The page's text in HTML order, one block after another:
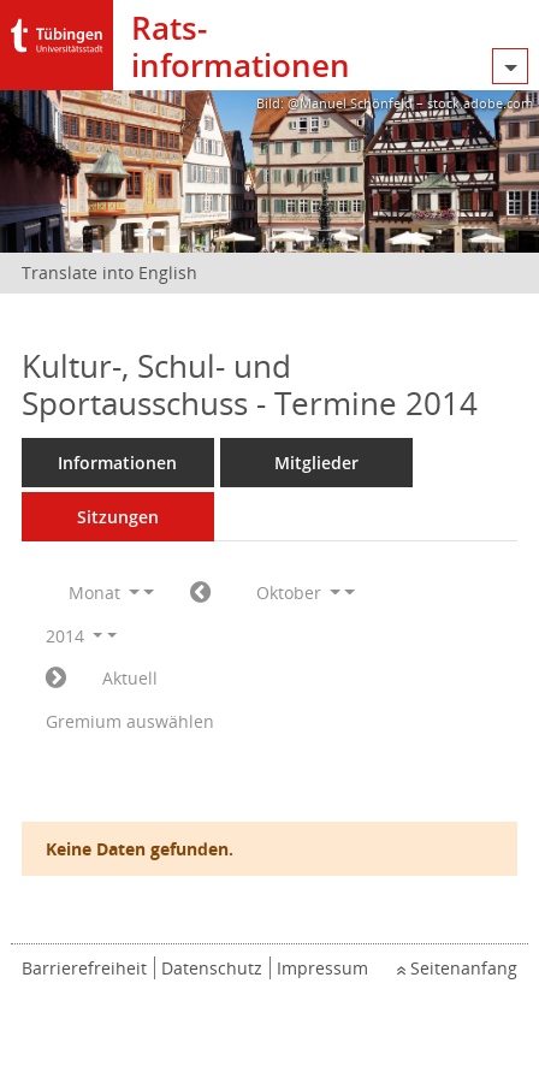
Rats­
informationen
Bild: @Manuel Schönfeld – stock.adobe.com
Translate into English
Kultur-, Schul- und
Sportausschuss - Termine 2014
Informationen Mitglieder
Sitzungen
Monat
Oktober
2014
Aktuell
Gremium auswählen
Keine Daten gefunden.
Barrierefreiheit Datenschutz Impressum Seitenanfang